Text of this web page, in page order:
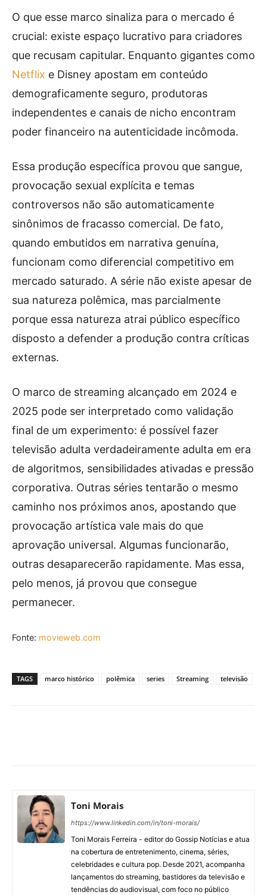
O que esse marco sinaliza para o mercado é
crucial: existe espaço lucrativo para criadores
que recusam capitular. Enquanto gigantes como
Netflix e Disney apostam em conteúdo
demograficamente seguro, produtoras
independentes e canais de nicho encontram
poder financeiro na autenticidade incômoda.
Essa produção específica provou que sangue,
provocação sexual explícita e temas
controversos não são automaticamente
sinônimos de fracasso comercial. De fato,
quando embutidos em narrativa genuína,
funcionam como diferencial competitivo em
mercado saturado. A série não existe apesar de
sua natureza polêmica, mas parcialmente
porque essa natureza atrai público específico
disposto a defender a produção contra críticas
externas.
O marco de streaming alcançado em 2024 e
2025 pode ser interpretado como validação
final de um experimento: é possível fazer
televisão adulta verdadeiramente adulta em era
de algoritmos, sensibilidades ativadas e pressão
corporativa. Outras séries tentarão o mesmo
caminho nos próximos anos, apostando que
provocação artística vale mais do que
aprovação universal. Algumas funcionarão,
outras desaparecerão rapidamente. Mas essa,
pelo menos, já provou que consegue
permanecer.
Fonte: movieweb.com
TAGS marco histórico polêmica series Streaming televisão
Toni Morais
https://www.linkedin.com/in/toni-morais/
Toni Morais Ferreira - editor do Gossip Notícias e atua
na cobertura de entretenimento, cinema, séries,
celebridades e cultura pop. Desde 2021, acompanha
lançamentos do streaming, bastidores da televisão e
tendências do audiovisual, com foco no público